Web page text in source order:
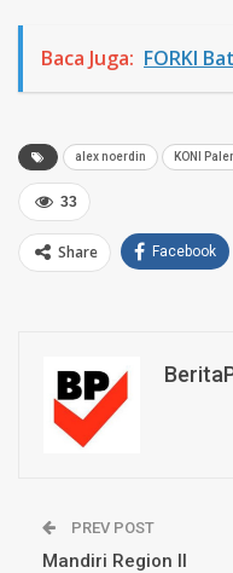
Baca Juga: FORKI
alex noerdin KONI
33
Share Facebook
PREV POST
Mandiri Region II